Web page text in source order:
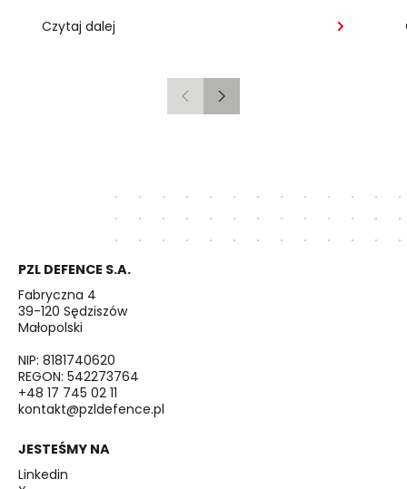
Czytaj dalej
PoprzedniNastępny
PZL DEFENCE S.A.
Fabryczna 4
39-120 Sędziszów
Małopolski
NIP: 8181740620
REGON: 542273764
+48 17 745 02 11
kontakt@pzldefence.pl
JESTEŚMY NA
Linkedin